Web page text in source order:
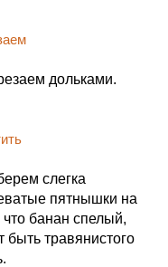
дольками.
слегка
пятнышки на
что банан спелый,
быть травянистого